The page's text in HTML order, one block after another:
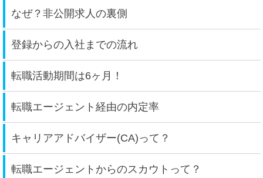
なぜ？非公開求人の裏側
登録からの入社までの流れ
転職活動期間は6ヶ月！
転職エージェント経由の内定率
キャリアアドバイザー(CA)って？
転職エージェントからのスカウトって？